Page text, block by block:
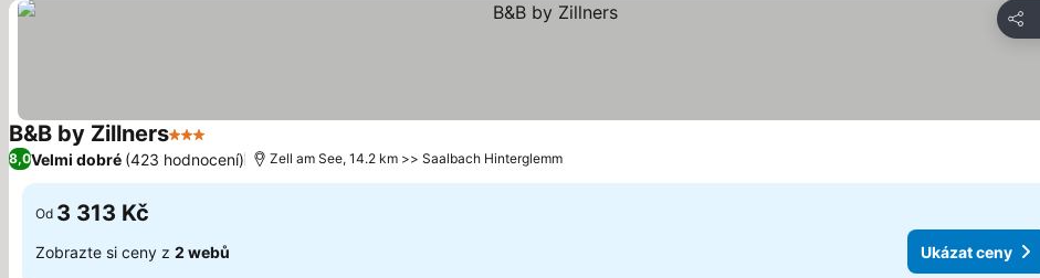
Sdílet
B&B by Zillners3 Počet hvězdiček
Ukázat ceny
8,0Velmi dobré (423 hodnocení) Zell am See, 14.2 km >> Saalbach Hinterglemm
Od 3 313 Kč
Zobrazte si ceny z 2 webů Ukázat ceny